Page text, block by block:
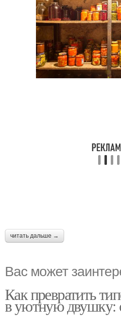
читать дальше →
Вас может
Как превратить
в уютную двушку: